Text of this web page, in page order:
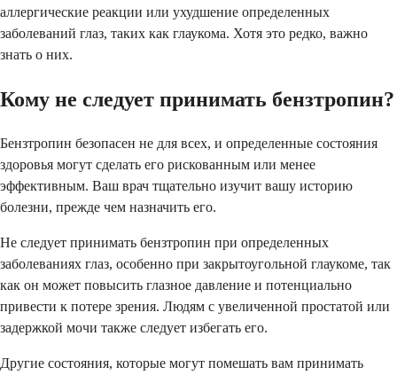
аллергические реакции или ухудшение определенных
заболеваний глаз, таких как глаукома. Хотя это редко, важно
знать о них.
Кому не следует принимать бензтропин?
Бензтропин безопасен не для всех, и определенные состояния
здоровья могут сделать его рискованным или менее
эффективным. Ваш врач тщательно изучит вашу историю
болезни, прежде чем назначить его.
Не следует принимать бензтропин при определенных
заболеваниях глаз, особенно при закрытоугольной глаукоме, так
как он может повысить глазное давление и потенциально
привести к потере зрения. Людям с увеличенной простатой или
задержкой мочи также следует избегать его.
Другие состояния, которые могут помешать вам принимать